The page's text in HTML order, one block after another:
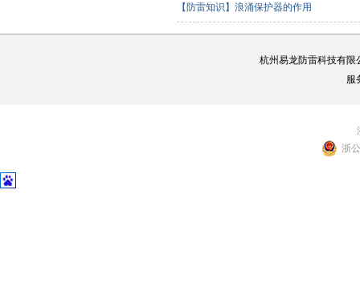
【防雷知识】浪涌保护器的作用
杭州易龙防雷科技有限
服
浙